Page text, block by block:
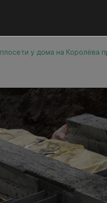
у дома на Королёва